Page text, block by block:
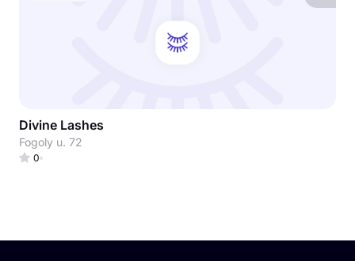
Divine Lashes
Fogoly u. 72
0